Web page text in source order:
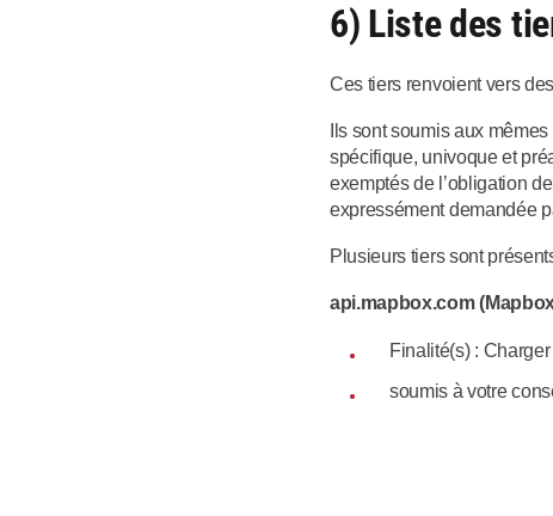
6) Liste des
Ces tiers renvoient vers
Ils sont soumis aux
spécifique, univoque et
exemptés de l’obligation
expressément demandée
Plusieurs tiers sont
api.mapbox.com
Finalité(s) :
soumis à votre